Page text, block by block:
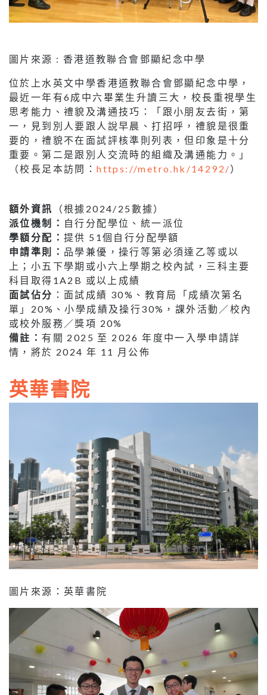
圖片來源 : 香港道教聯合會鄧顯紀念中學
位於上水英文中學香港道教聯合會鄧顯紀念中學，
最近一年有6成中六畢業生升讀三大，校長重視學生
思考能力、禮貌及溝通技巧：「跟小朋友去街，第
一，見到別人要跟人說早晨、打招呼，禮貌是很重
要的，禮貌不在面試評核準則列表，但印象是十分
重要。第二是跟別人交流時的組織及溝通能力。」
（校長足本訪問：https://metro.hk/14292/）
額外資訊
（根據2024/25數據）
派位機制： 自行分配學位、統一派位
學額分配： 提供 51個自行分配學額
申請準則： 品學兼優，操行等第必須達乙等或以
上；小五下學期或小六上學期之校內試，三科主要
科目取得1A2B 或以上成績
面試佔分 ：面試成績 30%、教育局「成績次第名
單」20%、小學成績及操行30%，課外活動／校內
或校外服務／獎項 20%
備註：有關 2025 至 2026 年度中一入學申請詳
情，將於 2024 年 11 月公佈
英華書院
圖片來源：英華書院